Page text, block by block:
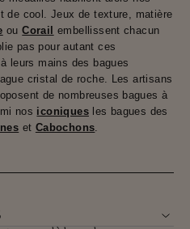
de cool. Jeux de texture, matière
ouCorail embellissent chacun
pas pour autant ces
leurs mains des bagues
cristal de roche. Les artisans
de nombreuses bagues à
nos iconiquesles bagues des
et Cabochons